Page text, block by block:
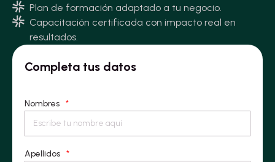
Plan de formación adaptado a tu negocio.
Capacitación certificada con impacto real en
resultados.
Completa tus datos
Nombres *
Apellidos *